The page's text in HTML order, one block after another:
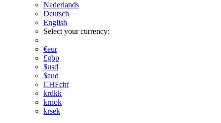
Nederlands
Deutsch
English
Select your currency:
€eur
£gbp
$usd
$aud
CHFchf
krdkk
krnok
krsek